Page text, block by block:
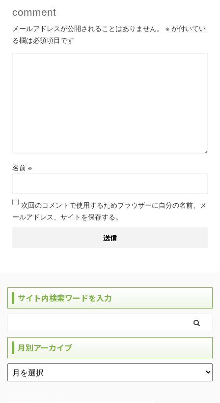
comment
メールアドレスが公開されることはありません。 ※ が付いてい
る欄は必須項目です
名前 ※
次回のコメントで使用するためブラウザーに自分の名前、メ
ールアドレス、サイトを保存する。
サイト内検索ワードを入力
月別アーカイブ